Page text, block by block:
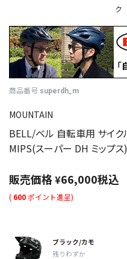
ク
商品番号 superdh_m
MOUNTAIN
BELL/ベル 自転車用 サイク
MIPS(スーパー DH ミップ
販売価格¥66,000税込
( 600ポイント進呈)
ブラック/カモ
残りわずか